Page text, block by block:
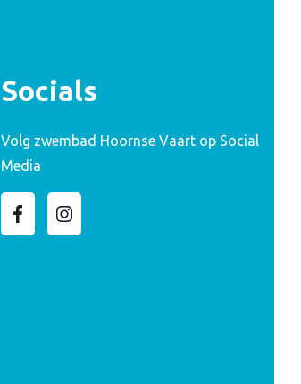
Socials
Volg zwembad Hoornse Vaart op Social
Media